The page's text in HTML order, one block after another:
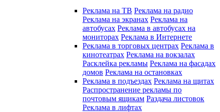
Реклама на ТВ Реклама на радио
Реклама на экранах Реклама на
автобусах Реклама в автобусах на
мониторах Реклама в Интернете
Реклама в торговых центрах Реклама в
кинотеатрах Реклама на вокзалах
Расклейка рекламы Реклама на фасадах
домов Реклама на остановках
Реклама в подъездах Реклама на щитах
Распространение рекламы по
почтовым ящикам Раздача листовок
Реклама в лифтах